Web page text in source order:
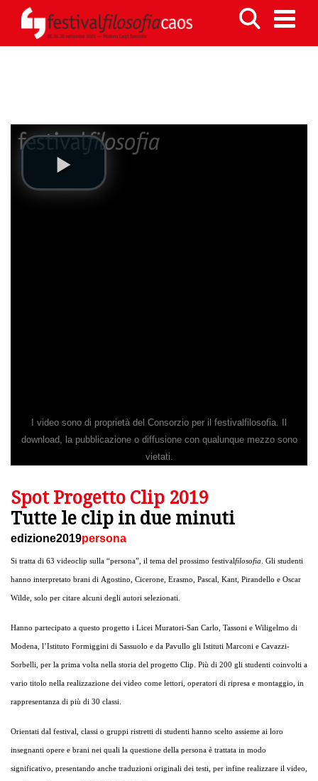
I video sono di proprietà del Consorzio per il festivalfilosofia. Il
download, la pubblicazione o diffusione con qualunque mezzo sono
vietati.
Spot Progetto Clip 2019
Tutte le clip in due minuti
edizione2019persona
Si tratta di 63 videoclip sulla “persona”, il tema del prossimo festivalfilosofia . Gli studenti
hanno interpretato brani di Agostino, Cicerone, Erasmo, Pascal, Kant, Pirandello e Oscar
Wilde, solo per citare alcuni degli autori selezionati.
Hanno partecipato a questo progetto i Licei Muratori-San Carlo, Tassoni e Wiligelmo di
Modena, l’Istituto Formiggini di Sassuolo e da Pavullo gli Istituti Marconi e Cavazzi-
Sorbelli, per la prima volta nella storia del progetto Clip. Più di 200 gli studenti coinvolti a
vario titolo nella realizzazione dei video come lettori, operatori di ripresa e montaggio, in
rappresentanza di più di 30 classi.
Orientati dal festival, classi o gruppi ristretti di studenti hanno scelto assieme ai loro
insegnanti opere e brani nei quali la questione della persona è trattata in modo
significativo, presentando anche traduzioni originali dei testi, per infine realizzare il video,